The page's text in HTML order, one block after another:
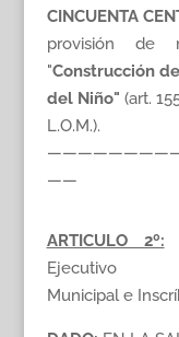
CINCUENTA
provisión de
"Construcción
del Niño" (art.
L.O.M.).
——
ARTICULO 2º:
Ejecutivo
Municipal e